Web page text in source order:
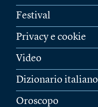
Festival
Privacy e cookie
Video
Dizionario italiano
Oroscopo